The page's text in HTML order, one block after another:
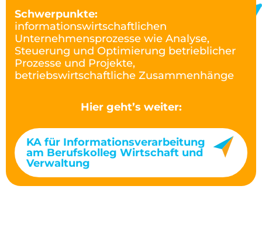
Schwerpunkte:
informationswirtschaftlichen
Unternehmensprozesse wie Analyse,
Steuerung und Optimierung betrieblicher
Prozesse und Projekte,
betriebswirtschaftliche Zusammenhänge
Hier geht’s weiter:
KA für Informationsverarbeitung
am Berufskolleg Wirtschaft und
Verwaltung